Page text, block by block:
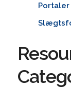
Portaler